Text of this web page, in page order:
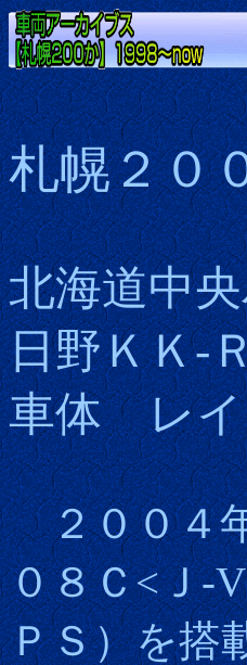
札幌２０
北海道中
日野ＫＫ-
車体 レイ
２００４年
０８Ｃ<Ｊ-
ＰＳ）を搭